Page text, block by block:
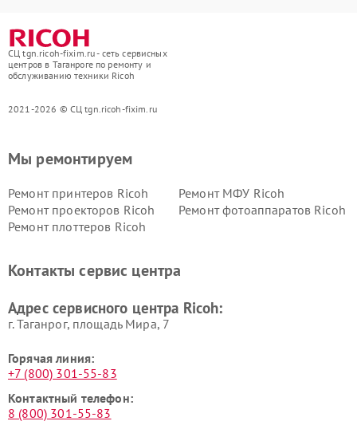
СЦ tgn.ricoh-fixim.ru - сеть сервисных
центров в Таганроге по ремонту и
обслуживанию техники Ricoh
2021-2026 © СЦ tgn.ricoh-fixim.ru
Мы ремонтируем
Ремонт принтеров Ricoh
Ремонт МФУ Ricoh
Ремонт проекторов Ricoh
Ремонт фотоаппаратов Ricoh
Ремонт плоттеров Ricoh
Контакты сервис центра
Адрес сервисного центра Ricoh:
г. Таганрог, площадь Мира, 7
Горячая линия:
+7 (800) 301-55-83
Контактный телефон:
8 (800) 301-55-83